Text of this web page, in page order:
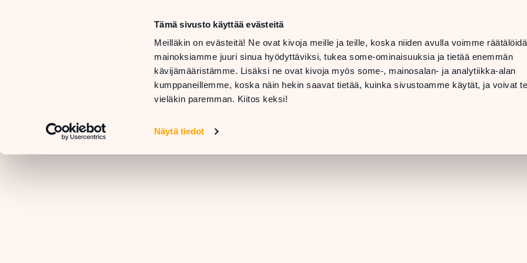
Tämä sivusto käyttää evästeitä
Meilläkin on evästeitä! Ne ovat kivoja meille ja teille, koska niiden avulla voimme
mainoksiamme juuri sinua hyödyttäviksi, tukea some-ominaisuuksia ja tietää enemmän
kävijämääristämme. Lisäksi ne ovat kivoja myös some-, mainosalan- ja analytiikka-alan
kumppaneillemme, koska näin hekin saavat tietää, kuinka sivustoamme käytät, ja voivat
vieläkin paremman. Kiitos keksi!
Näytä tiedot
LIIKKEEN TIEDOT
LIIKKEET
JA
PALVELUT
RAVINTOLAT LAHJAKORTTI